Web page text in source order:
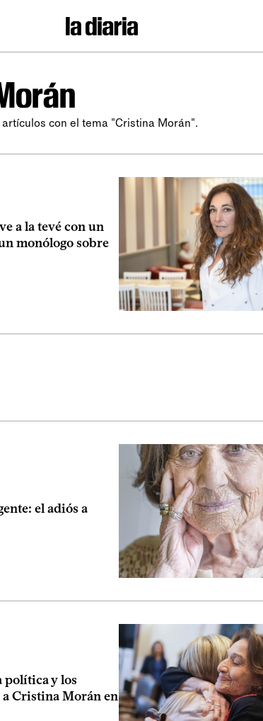
con el tema "Cristina Morán".
a la tevé con un
monólogo sobre
el adiós a
política y los
Cristina Morán en